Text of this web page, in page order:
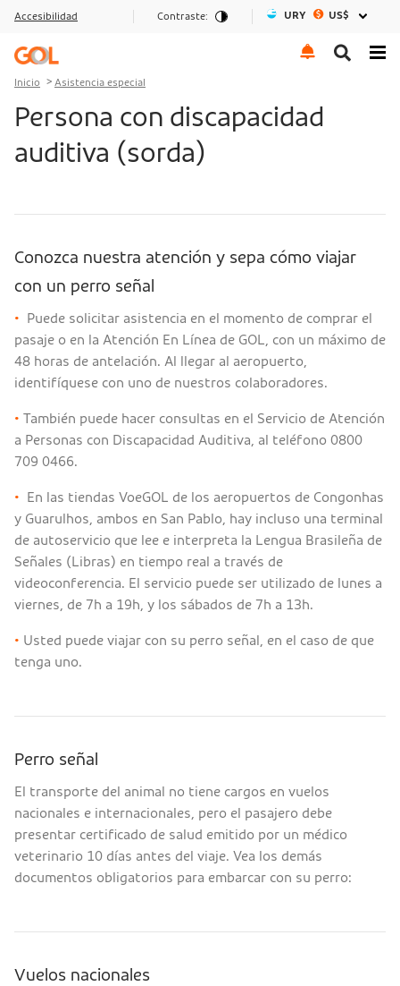
Ir al menu
Ir al contenido
Ir al pie de página
Accesibilidad Contraste: URY US$
Inicio Asistencia especial
Persona con discapacidad
auditiva (sorda)
Conozca nuestra atención y sepa cómo viajar
con un perro señal
•
Puede solicitar asistencia en el momento de comprar el
pasaje o en la Atención En Línea de GOL, con un máximo de
48 horas de antelación. Al llegar al aeropuerto,
identifíquese con uno de nuestros colaboradores.
• También puede hacer consultas en el Servicio de Atención
a Personas con Discapacidad Auditiva, al teléfono 0800
709 0466.
•
En las tiendas VoeGOL de los aeropuertos de Congonhas
y Guarulhos, ambos en San Pablo, hay incluso una terminal
de autoservicio que lee e interpreta la Lengua Brasileña de
Señales (Libras) en tiempo real a través de
videoconferencia. El servicio puede ser utilizado de lunes a
viernes, de 7h a 19h, y los sábados de 7h a 13h.
• Usted puede viajar con su perro señal, en el caso de que
tenga uno.
Perro señal
El transporte del animal no tiene cargos en vuelos
nacionales e internacionales, pero el pasajero debe
presentar certificado de salud emitido por un médico
veterinario 10 días antes del viaje. Vea los demás
documentos obligatorios para embarcar con su perro:
Vuelos nacionales